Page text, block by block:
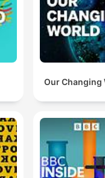
Our Changing